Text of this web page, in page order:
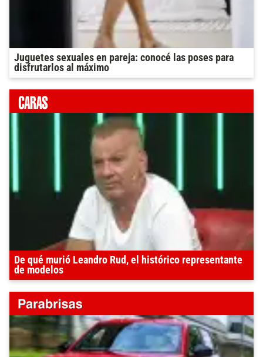
Juguetes sexuales en pareja: conocé las poses para
disfrutarlos al máximo
De qué murió Leandro Rud, el histórico representante
de modelos